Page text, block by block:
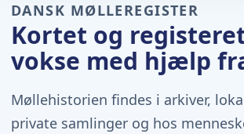
DANSK MØLLEREGISTER
Kortet og
vokse med hjælp
Møllehistorien findes i arkiver,
private samlinger og hos